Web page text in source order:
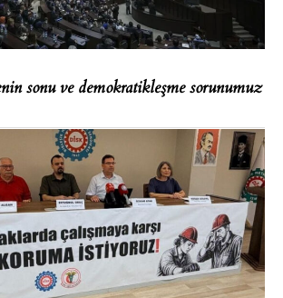
sonu ve demokratikleşme sorunumuz